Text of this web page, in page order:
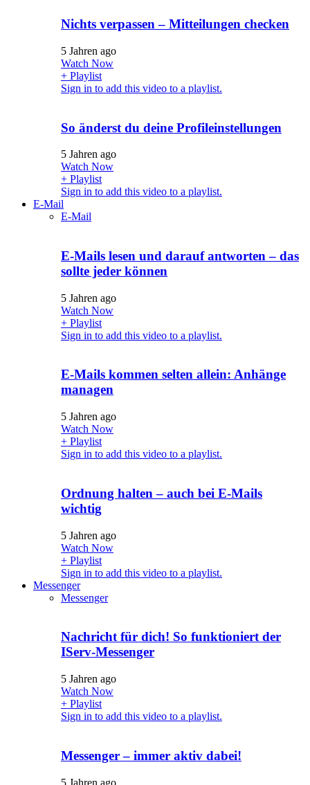
Nichts verpassen – Mitteilungen checken
5 Jahren ago
Watch Now
+ Playlist
Sign in to add this video to a playlist.
So änderst du deine Profileinstellungen
5 Jahren ago
Watch Now
+ Playlist
Sign in to add this video to a playlist.
E-Mail
E-Mail
E-Mails lesen und darauf antworten – das
sollte jeder können
5 Jahren ago
Watch Now
+ Playlist
Sign in to add this video to a playlist.
E-Mails kommen selten allein: Anhänge
managen
5 Jahren ago
Watch Now
+ Playlist
Sign in to add this video to a playlist.
Ordnung halten – auch bei E-Mails
wichtig
5 Jahren ago
Watch Now
+ Playlist
Sign in to add this video to a playlist.
Messenger
Messenger
Nachricht für dich! So funktioniert der
IServ-Messenger
5 Jahren ago
Watch Now
+ Playlist
Sign in to add this video to a playlist.
Messenger – immer aktiv dabei!
5 Jahren ago